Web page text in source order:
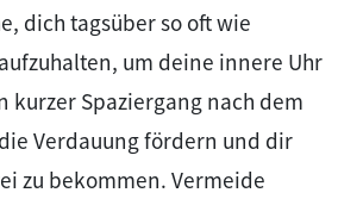
dich tagsüber so oft wie
um deine innere Uhr
kurzer Spaziergang nach dem
Verdauung fördern und dir
zu bekommen. Vermeide